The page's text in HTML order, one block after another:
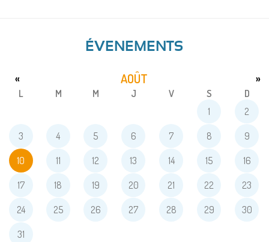
ÉVENEMENTS
AOÛT
« »
L M M J V S
D
1
2
3 4 5 6 7 8 9
10 11 12 13 14 15 16
17 18 19 20 21 22 23
24 25 26 27 28 29 30
31